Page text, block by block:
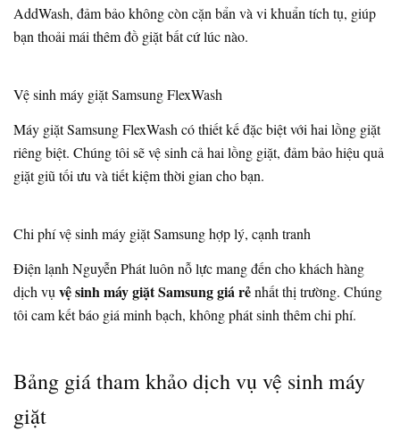
AddWash, đảm bảo không còn cặn bẩn và vi khuẩn tích tụ, giúp
bạn thoải mái thêm đồ giặt bất cứ lúc nào.
Vệ sinh máy giặt Samsung FlexWash
Máy giặt Samsung FlexWash có thiết kế đặc biệt với hai lồng giặt
riêng biệt. Chúng tôi sẽ vệ sinh cả hai lồng giặt, đảm bảo hiệu quả
giặt giũ tối ưu và tiết kiệm thời gian cho bạn.
Chi phí vệ sinh máy giặt Samsung hợp lý, cạnh tranh
Điện lạnh Nguyễn Phát luôn nỗ lực mang đến cho khách hàng
dịch vụ vệ sinh máy giặt Samsung giá rẻnhất thị trường. Chúng
tôi cam kết báo giá minh bạch, không phát sinh thêm chi phí.
Bảng giá tham khảo dịch vụ vệ sinh máy
giặt